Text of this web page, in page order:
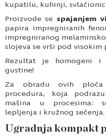
kupatilu, kuhinji,
Proizvode se spajanjem
papira impregniranih
impregniranog
slojeva se vrši pod
Rezultat je homogeni i
gustine!
Za obradu ovih ploča
procedura, koja
mašina u procesima:
lepljenja i kružnog sečenja.
Ugradnja kompakt